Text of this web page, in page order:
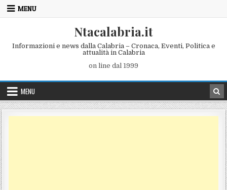
Skip to content
MENU
Ntacalabria.it
Informazioni e news dalla Calabria – Cronaca, Eventi, Politica e
attualità in Calabria
on line dal 1999
MENU